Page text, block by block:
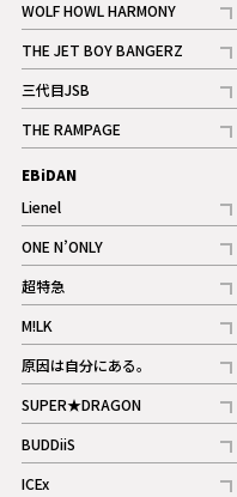
WOLF HOWL HARMONY
記事
THE JET BOY BANGERZ
記事
三代目JSB
記事
THE RAMPAGE
記事
ギャラリー
EBiDAN
Lienel
記事
ONE N’ONLY
記事
超特急
記事
M!LK
記事
原因は自分にある。
記事
SUPER★DRAGON
記事
BUDDiiS
記事
ICEx